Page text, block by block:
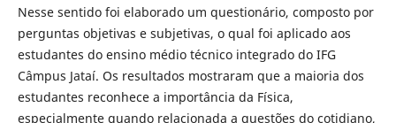
Nesse sentido foi elaborado um questionário, composto por
perguntas objetivas e subjetivas, o qual foi aplicado aos
estudantes do ensino médio técnico integrado do IFG
Câmpus Jataí. Os resultados mostraram que a maioria dos
estudantes reconhece a importância da Física,
especialmente quando relacionada a questões do cotidiano,